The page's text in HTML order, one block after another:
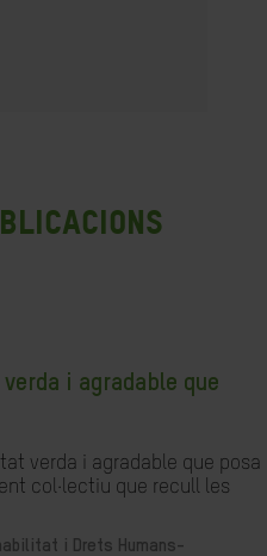
i agradable que
verda i agradable que posa
col·lectiu que recull les
i Drets Humans-